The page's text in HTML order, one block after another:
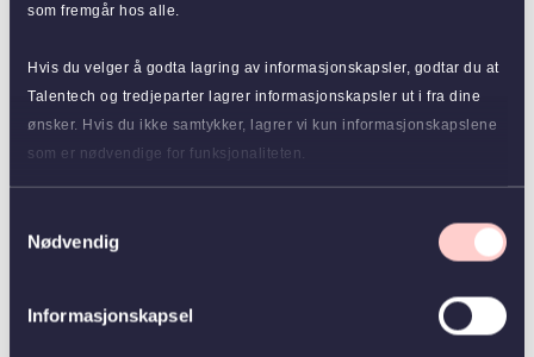
som fremgår hos alle.
Hvis du velger å godta lagring av informasjonskapsler, godtar du at
Talentech og tredjeparter lagrer informasjonskapsler ut i fra dine
ønsker. Hvis du ikke samtykker, lagrer vi kun informasjonskapslene
som er nødvendige for funksjonaliteten.
Nødvendig
Informasjonskapsel